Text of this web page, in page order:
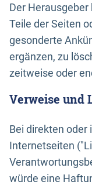
Der
Teile der Seiten
gesonderte
ergänzen, zu
zeitweise oder
Verweise und
Bei direkten
Internetseiten
würde eine